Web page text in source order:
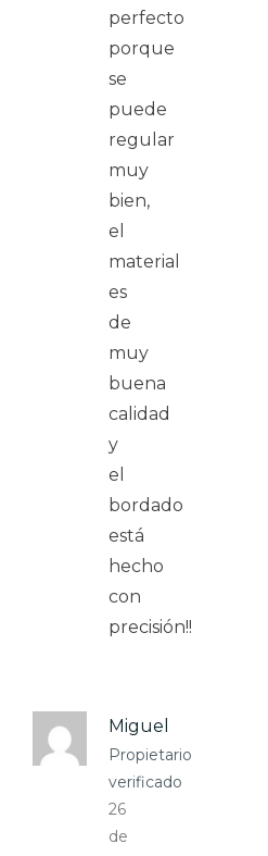
perfecto
porque
se
puede
regular
muy
bien,
el
material
es
de
muy
buena
calidad
y
el
bordado
está
hecho
con
precisión!!
Miguel
Propietario
verificado
26
de